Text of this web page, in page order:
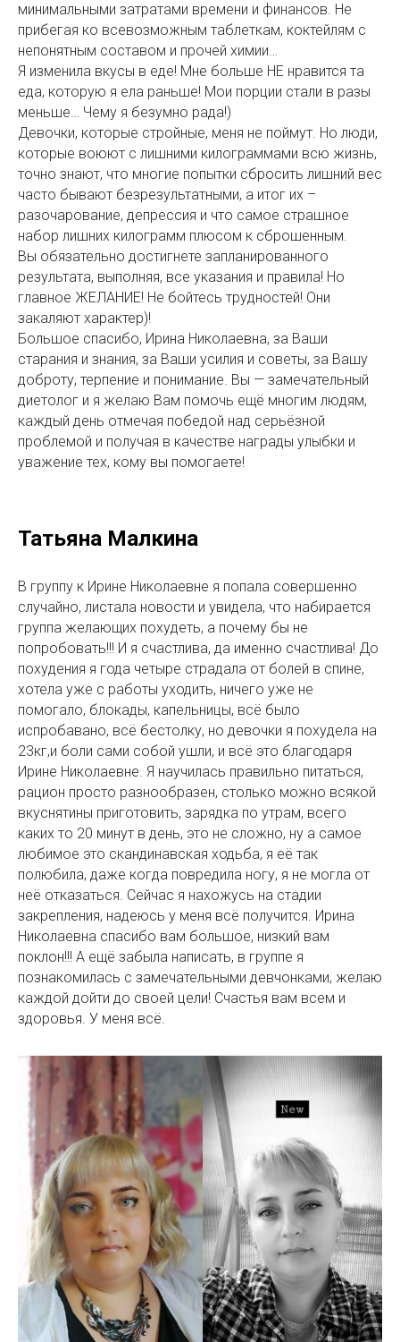
минимальными затратами времени и финансов. Не
прибегая ко всевозможным таблеткам, коктейлям с
непонятным составом и прочей химии…
Я изменила вкусы в еде! Мне больше НЕ нравится та
еда, которую я ела раньше! Мои порции стали в разы
меньше… Чему я безумно рада!)
Девочки, которые стройные, меня не поймут. Но люди,
которые воюют с лишними килограммами всю жизнь,
точно знают, что многие попытки сбросить лишний вес
часто бывают безрезультатными, а итог их –
разочарование, депрессия и что самое страшное
набор лишних килограмм плюсом к сброшенным.
Вы обязательно достигнете запланированного
результата, выполняя, все указания и правила! Но
главное ЖЕЛАНИЕ! Не бойтесь трудностей! Они
закаляют характер)!
Большое спасибо, Ирина Николаевна, за Ваши
старания и знания, за Ваши усилия и советы, за Вашу
доброту, терпение и понимание. Вы — замечательный
диетолог и я желаю Вам помочь ещё многим людям,
каждый день отмечая победой над серьёзной
проблемой и получая в качестве награды улыбки и
уважение тех, кому вы помогаете!
Татьяна Малкина
В группу к Ирине Николаевне я попала совершенно
случайно, листала новости и увидела, что набирается
группа желающих похудеть, а почему бы не
попробовать!!! И я счастлива, да именно счастлива! До
похудения я года четыре страдала от болей в спине,
хотела уже с работы уходить, ничего уже не
помогало, блокады, капельницы, всё было
испробавано, всё бестолку, но девочки я похудела на
23кг,и боли сами собой ушли, и всё это благодаря
Ирине Николаевне. Я научилась правильно питаться,
рацион просто разнообразен, столько можно всякой
вкуснятины приготовить, зарядка по утрам, всего
каких то 20 минут в день, это не сложно, ну а самое
любимое это скандинавская ходьба, я её так
полюбила, даже когда повредила ногу, я не могла от
неё отказаться. Сейчас я нахожусь на стадии
закрепления, надеюсь у меня всё получится. Ирина
Николаевна спасибо вам большое, низкий вам
поклон!!! А ещё забыла написать, в группе я
познакомилась с замечательными девчонками, желаю
каждой дойти до своей цели! Счастья вам всем и
здоровья. У меня всё.